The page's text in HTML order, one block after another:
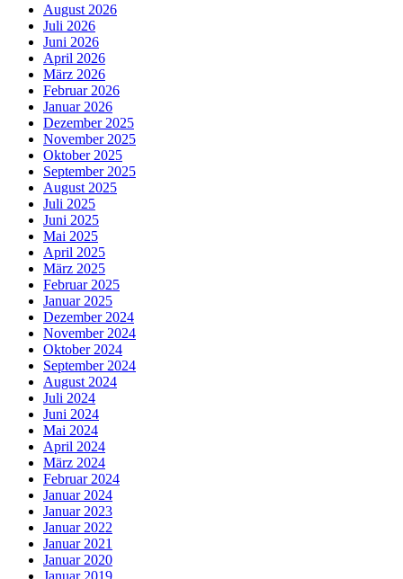
August 2026
Juli 2026
Juni 2026
April 2026
März 2026
Februar 2026
Januar 2026
Dezember 2025
November 2025
Oktober 2025
September 2025
August 2025
Juli 2025
Juni 2025
Mai 2025
April 2025
März 2025
Februar 2025
Januar 2025
Dezember 2024
November 2024
Oktober 2024
September 2024
August 2024
Juli 2024
Juni 2024
Mai 2024
April 2024
März 2024
Februar 2024
Januar 2024
Januar 2023
Januar 2022
Januar 2021
Januar 2020
Januar 2019